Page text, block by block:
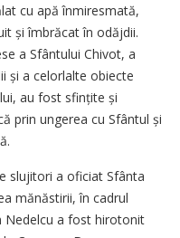
cu apă înmiresmată,
și îmbrăcat în odăjdii.
a Sfântului Chivot, a
și a celorlalte obiecte
au fost sfințite și
prin ungerea cu Sfântul și
slujitori a oficiat Sfânta
mănăstirii, în cadrul
Nedelcu a fost hirotonit